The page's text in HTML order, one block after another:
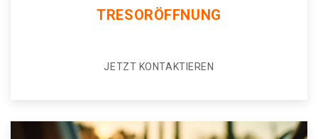
TRESORÖFFNUNG
JETZT KONTAKTIEREN